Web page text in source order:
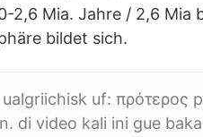
2,6 Mia. Jahre / 2,6 Mia
bildet sich.
uf:
di video kali ini gue